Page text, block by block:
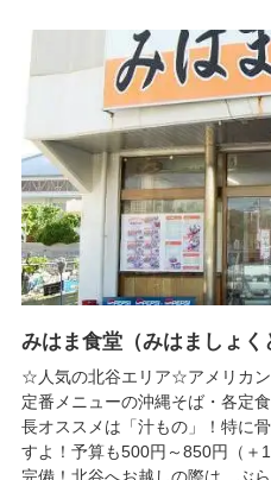
みはま食堂（みはましょく
☆人気の北谷エリア☆アメリカ
定番メニューの沖縄そば・各定
長オススメは「汁もの」！特に
すよ！予算も500円～850円（＋